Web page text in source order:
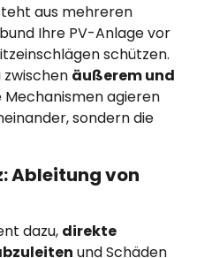
aus mehreren
Ihre PV-Anlage vor
schützen.
äußerem und
Mechanismen agieren
sondern die
Ableitung von
dazu, direkte
und Schäden